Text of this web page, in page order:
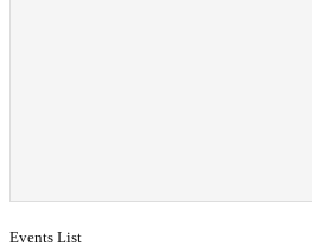
Events List